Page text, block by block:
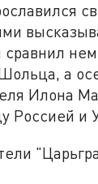
сравнил
а
Илона
Россией и